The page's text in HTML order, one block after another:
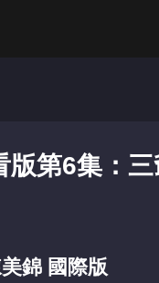
版第6集：
美錦 國際版